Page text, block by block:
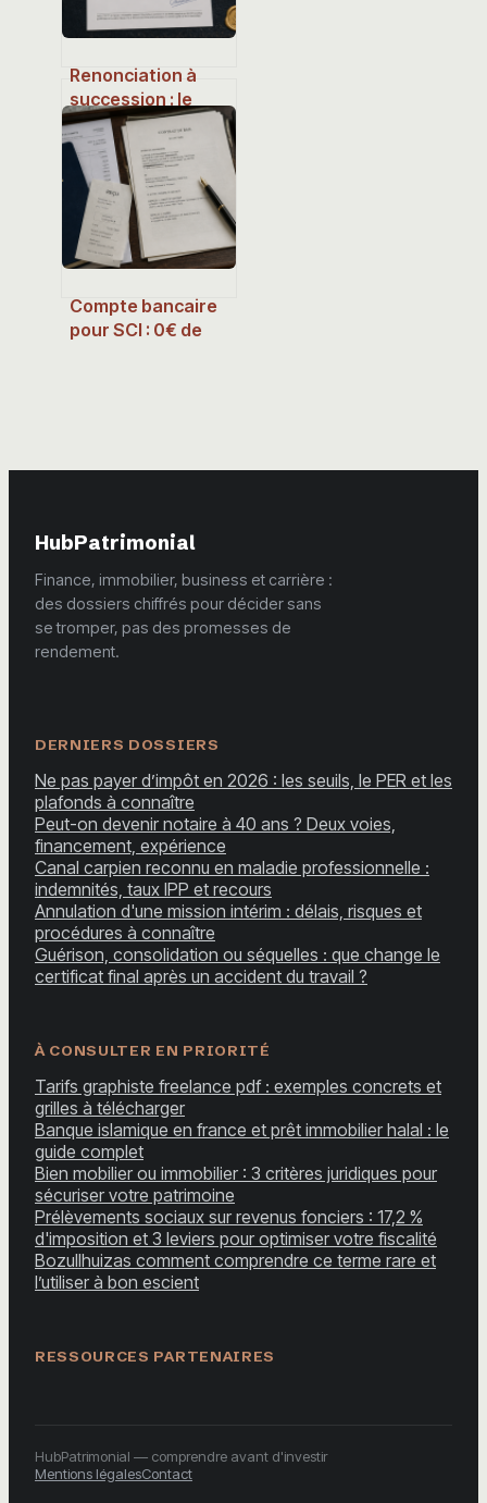
Renonciation à
succession : le
formulaire Cerfa
15828*05 pour
protéger votre
patrimoine
Compte bancaire
pour SCI : 0€ de
HubPatrimonial
Finance, immobilier, business et carrière :
des dossiers chiffrés pour décider sans
se tromper, pas des promesses de
rendement.
DERNIERS DOSSIERS
Ne pas payer d’impôt en 2026 : les seuils, le PER et les
plafonds à connaître
Peut-on devenir notaire à 40 ans ? Deux voies,
financement, expérience
Canal carpien reconnu en maladie professionnelle :
indemnités, taux IPP et recours
Annulation d'une mission intérim : délais, risques et
procédures à connaître
Guérison, consolidation ou séquelles : que change le
certificat final après un accident du travail ?
À CONSULTER EN PRIORITÉ
Tarifs graphiste freelance pdf : exemples concrets et
grilles à télécharger
Banque islamique en france et prêt immobilier halal : le
guide complet
Bien mobilier ou immobilier : 3 critères juridiques pour
sécuriser votre patrimoine
Prélèvements sociaux sur revenus fonciers : 17,2 %
d'imposition et 3 leviers pour optimiser votre fiscalité
Bozullhuizas comment comprendre ce terme rare et
l’utiliser à bon escient
RESSOURCES PARTENAIRES
HubPatrimonial — comprendre avant d'investir
Mentions légalesContact